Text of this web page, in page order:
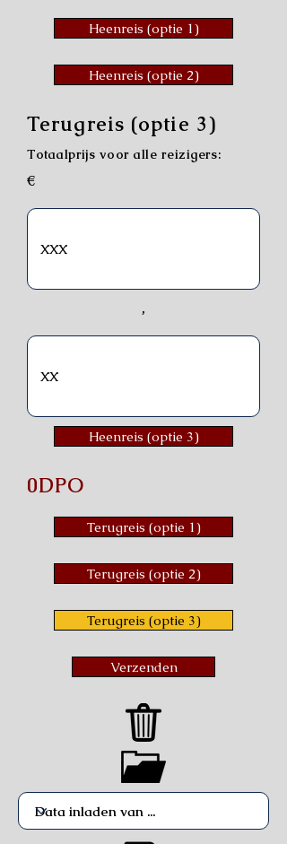
Heenreis (optie 1)
Heenreis (optie 2)
Terugreis (optie 3)
Totaalprijs voor alle reizigers:
€
,
Heenreis (optie 3)
0DPO
Terugreis (optie 1)
Terugreis (optie 2)
Terugreis (optie 3)
Verzenden